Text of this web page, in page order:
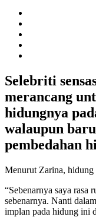
Selebriti
merancang
hidungnya
walaupun
pembedahan
Menurut Zarina, hidung
“Sebenarnya saya rasa
sebenarnya. Nanti
implan pada hidung ini